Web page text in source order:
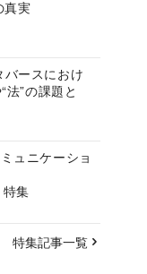
真実
バースにおけ
法”の課題と
挑戦に迫る
ュニケーショ
特集
特集記事一覧